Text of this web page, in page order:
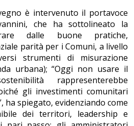
è intervenuto il portavoce
che ha sottolineato la
dalle buone pratiche,
parità per i Comuni, a livello
strumenti di misurazione
urbana); “Oggi non usare il
rappresenterebbe
gli investimenti comunitari
ha spiegato, evidenziando come
dei territori, leadership e